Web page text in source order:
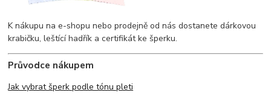
K nákupu na e-shopu nebo prodejně od nás dostanete dárkovou
krabičku, leštící hadřík a certifikát ke šperku.
Průvodce nákupem
Jak vybrat šperk podle tónu pleti